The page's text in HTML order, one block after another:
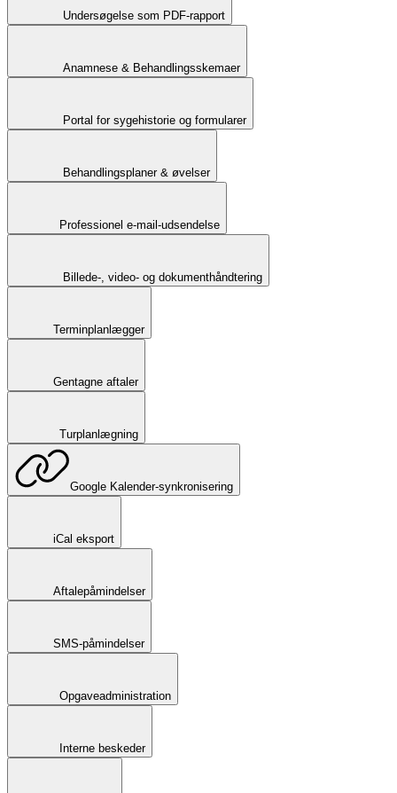
Undersøgelse som PDF-rapport
Anamnese & Behandlingsskemaer
Portal for sygehistorie og formularer
Behandlingsplaner & øvelser
Professionel e-mail-udsendelse
Billede-, video- og dokumenthåndtering
Terminplanlægger
Gentagne aftaler
Turplanlægning
Google Kalender-synkronisering
iCal eksport
Aftalepåmindelser
SMS-påmindelser
Opgaveadministration
Interne beskeder